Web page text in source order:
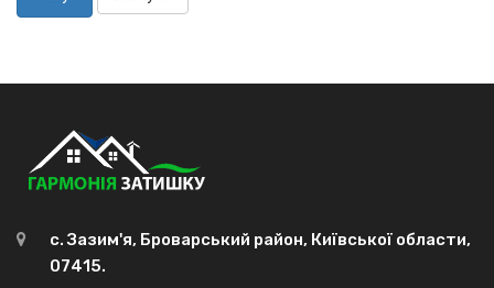
с. Зазим'я, Броварський район, Київської области,
07415.